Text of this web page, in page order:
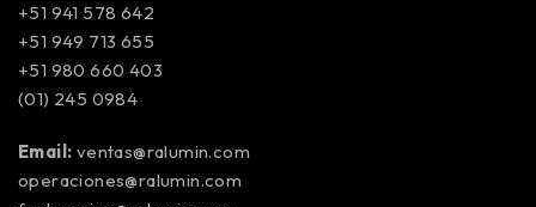
+51 941 578 642
+51 949 713 655
+51 980 660 403
(01) 245 0984
Email: ventas@ralumin.com
operaciones@ralumin.com